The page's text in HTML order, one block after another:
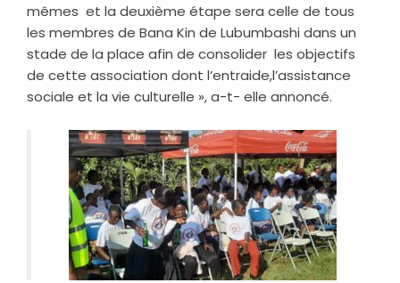
mêmes et la deuxième étape sera celle de tous
les membres de Bana Kin de Lubumbashi dans un
stade de la place afin de consolider les objectifs
de cette association dont l’entraide,l’assistance
sociale et la vie culturelle », a-t- elle annoncé.